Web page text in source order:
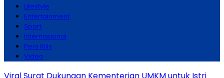
Lifestyle
Entertainment
Sport
Internasional
Pers Rilis
Video